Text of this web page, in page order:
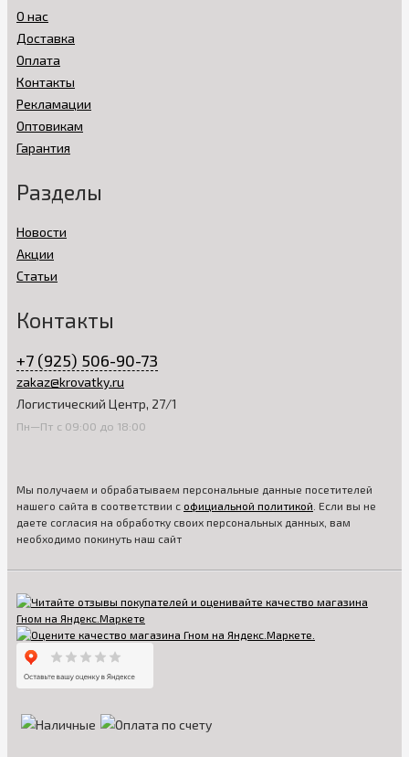
О нас
Доставка
Оплата
Контакты
Рекламации
Оптовикам
Гарантия
Разделы
Новости
Акции
Статьи
Контакты
+7 (925) 506-90-73
zakaz@krovatky.ru
Логистический Центр, 27/1
Пн—Пт с 09:00 до 18:00
Мы получаем и обрабатываем персональные данные посетителей
нашего сайта в соответствии с официальной политикой . Если вы не
даете согласия на обработку своих персональных данных, вам
необходимо покинуть наш сайт